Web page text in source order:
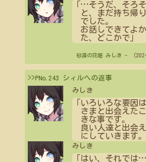
…そうだ、そろ
と、まだ持ち帰
でした。
お話しできてよ
た、どこかで」
砂漠の花畑 みしき - （
>>PNo.243 シィルへの返事
みしき
「いろいろな要因
さまと出会えた
きな事です。
良い人達と出会
にしていきます。
みしき
「はい、それでは…